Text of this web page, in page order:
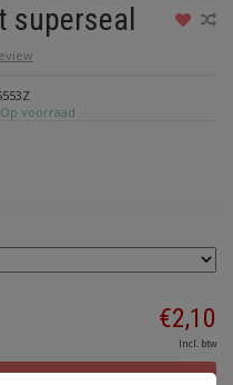
superseal
Op voorraad
€2,10
Incl. btw